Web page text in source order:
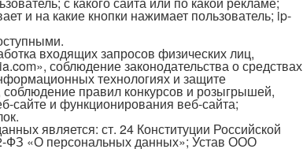
и на какие кнопки нажимает пользователь; ip-
входящих запросов физических лиц,
соблюдение законодательства о средствах
технологиях и защите
правил конкурсов и розыгрышей,
сайте и функционирования веб-сайта;
является: ст. 24 Конституции Российской
ФЗ «О персональных данных»; Устав ООО